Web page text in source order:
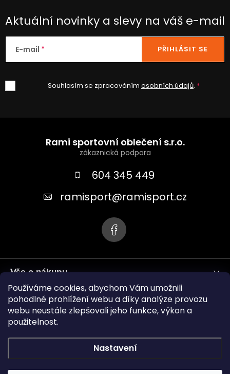
Používáme cookies, abychom Vám umožnili
pohodlné prohlížení webu a díky analýze provozu
webu neustále zlepšovali jeho funkce, výkon a
použitelnost.
Nastavení
Aktuální novinky a slevy na váš e-mail
E-mail
Souhlasím se zpracováním osobních údajů.
PŘIHLÁSIT SE
Rami sportovní oblečení s.r.o.
604 345 449
ramisport@ramisport.cz
Vše o nákupu
Informace pro vás